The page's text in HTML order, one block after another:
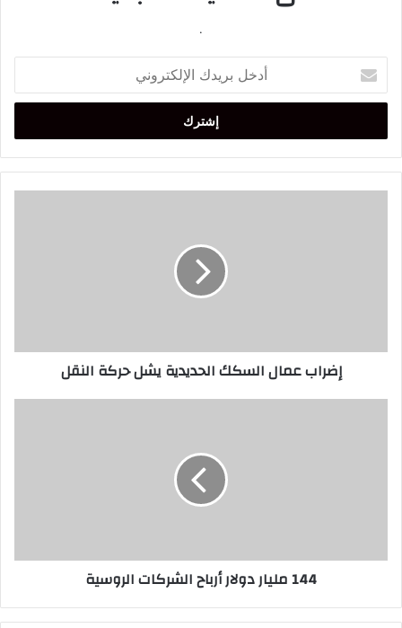
.
بريدك
الإلكتروني
إضراب عمال السكك الحديدية يشل حركة النقل
144 مليار دولار أرباح الشركات الروسية